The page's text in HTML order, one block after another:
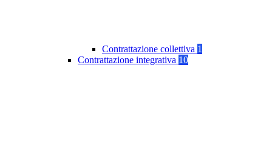
Contrattazione collettiva 1
Contrattazione integrativa 10